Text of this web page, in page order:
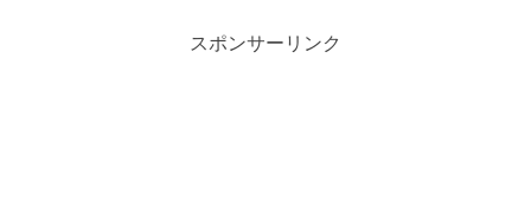
スポンサーリンク